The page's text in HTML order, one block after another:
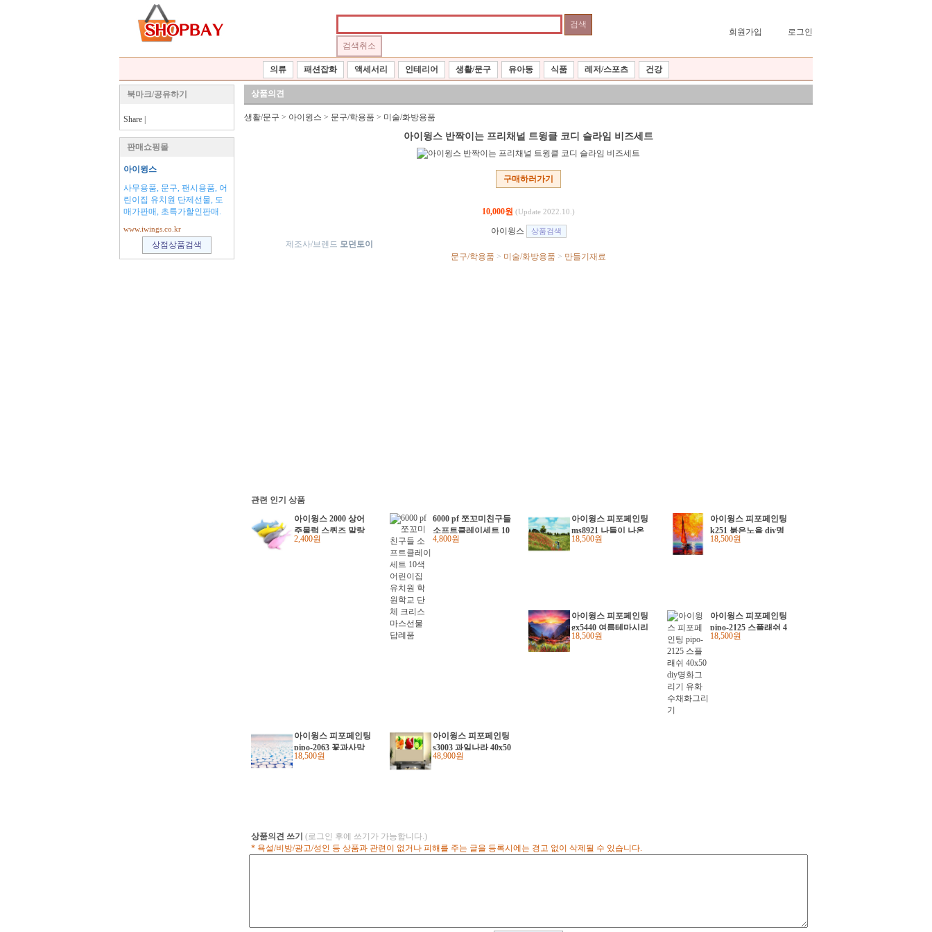
회원가입 로그인
의류 패션잡화 액세서리 인테리어 생활/문구 유아동 식품 레저/스포츠 건강
북마크/공유하기
Share
판매쇼핑몰
아이윙스
사무용품, 문구, 팬시용품, 어
린이집 유치원 단제선물, 도
매가판매, 초특가할인판매.
www.iwings.co.kr
상품의견
생활/문구 > 아이윙스 > 문구/학용품 > 미술/화방용품
아이윙스 반짝이는 프리채널 트윙클 코디 슬라임 비즈세트
구매하러가기
10,000원 (Update 2022.10.)
아이윙스
제조사/브렌드 모던토이
문구/학용품 > 미술/화방용품 > 만들기재료
관련 인기 상품
아이윙스 2000 상어
주물럭 스퀴즈 말랑
이 심쿵란 쫀득이 (2
2,400원
6000 pf 쪼꼬미친구들
소프트클레이세트 10
색 어린이집 유치원
4,800원
아이윙스 피포페인팅
ms8921 나들이 나온
여인들 diy명화그리
18,500원
아이윙스 피포페인팅
k251 붉은노을 diy명
화그리기 diy그림그
18,500원
아이윙스 피포페인팅
gx5440 여름테마시리
즈 diy명화그리기 diy
18,500원
아이윙스 피포페인팅
pipo-2125 스플래쉬 4
0x50 diy명화그리기
18,500원
아이윙스 피포페인팅
pipo-2063 꽃과사막
조지아 오키프 40x50
18,500원
아이윙스 피포페인팅
s3003 과일나라 40x50
3단 대형 diy명화그리
48,900원
상품의견 쓰기 (로그인 후에 쓰기가 가능합니다.)
* 욕설/비방/광고/성인 등 상품과 관련이 없거나 피해를 주는 글을 등록시에는 경고 없이 삭제될 수 있습니다.